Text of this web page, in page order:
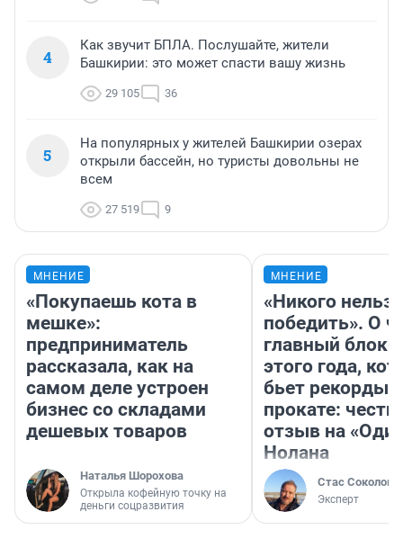
4
Как звучит БПЛА. Послушайте, жители
Башкирии: это может спасти вашу жизнь
29 105 36
5
На популярных у жителей Башкирии озерах
открыли бассейн, но туристы довольны не
всем
27 519 9
МНЕНИЕ
«Покупаешь кота в
мешке»:
предприниматель
рассказала, как на
самом деле устроен
бизнес со складами
дешевых товаров
Наталья Шорохова
Открыла кофейную точку на
деньги соцразвития
МНЕНИЕ
«Никого нельзя
победить». О
главный
этого года,
бьет рекорды в
прокате:
отзыв на
Нолана
Стас Соколов
Эксперт